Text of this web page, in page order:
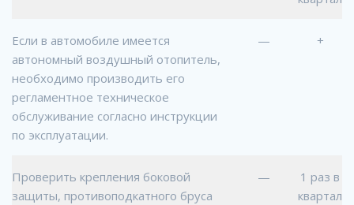
Если в автомобиле имеется
автономный воздушный отопитель,
необходимо производить его
регламентное техническое
обслуживание согласно инструкции
по эксплуатации.
— +
Проверить крепления боковой
защиты, противоподкатного бруса
—
1 раз в
квартал